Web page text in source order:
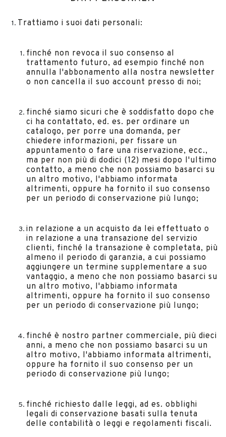
Trattiamo i suoi dati personali:
finché non revoca il suo consenso al
trattamento futuro, ad esempio finché non
annulla l'abbonamento alla nostra newsletter
o non cancella il suo account presso di noi;
finché siamo sicuri che è soddisfatto dopo che
ci ha contattato, ed. es. per ordinare un
catalogo, per porre una domanda, per
chiedere informazioni, per fissare un
appuntamento o fare una riservazione, ecc.,
ma per non più di dodici (12) mesi dopo l'ultimo
contatto, a meno che non possiamo basarci su
un altro motivo, l'abbiamo informata
altrimenti, oppure ha fornito il suo consenso
per un periodo di conservazione più lungo;
in relazione a un acquisto da lei effettuato o
in relazione a una transazione del servizio
clienti, finché la transazione è completata, più
almeno il periodo di garanzia, a cui possiamo
aggiungere un termine supplementare a suo
vantaggio, a meno che non possiamo basarci su
un altro motivo, l'abbiamo informata
altrimenti, oppure ha fornito il suo consenso
per un periodo di conservazione più lungo;
finché è nostro partner commerciale, più dieci
anni, a meno che non possiamo basarci su un
altro motivo, l'abbiamo informata altrimenti,
oppure ha fornito il suo consenso per un
periodo di conservazione più lungo;
finché richiesto dalle leggi, ad es. obblighi
legali di conservazione basati sulla tenuta
delle contabilità o leggi e regolamenti fiscali.